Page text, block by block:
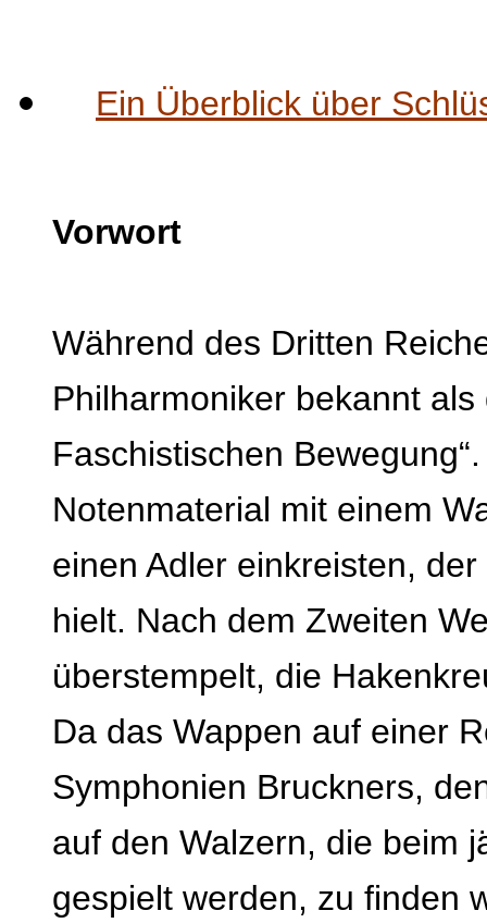
Ein Überblick über
Vorwort
Während des Dritten
Philharmoniker bekannt als
Faschistischen
Notenmaterial mit einem
einen Adler einkreisten,
hielt. Nach dem Zweiten
überstempelt, die
Da das Wappen auf einer
Symphonien Bruckners,
auf den Walzern, die beim
gespielt werden, zu finden